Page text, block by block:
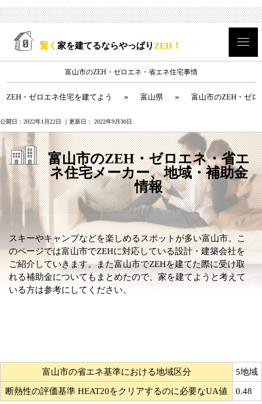
富山市のZEH・ゼロエネ・省エネ住宅事情
賢く 家を建てるならやっぱり ZEH！
ZEH・ゼロエネ住宅を建てよう » 富山県 » 富山市のZEH・ゼ
公開日： 2022年1月22日 ｜更新日： 2022年9月30日
富山市のZEH・ゼロエネ・省エ
ネ住宅メーカー、地域・補助金
情報
スキーやキャンプなどを楽しめるスポットが多い富山市。こ
のページでは富山市でZEHに対応している設計・建築会社を
ご紹介していきます。また富山市でZEHを建てた際に受け取
れる補助金についてもまとめたので、家を建てようと考えて
いる方は参考にしてください。
富山市の省エネ基準における地域区分 5地域
断熱性の評価基準 HEAT20をクリアするのに必要なUA値 0.48